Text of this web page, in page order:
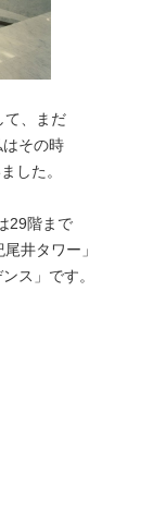
て、まだ
その時
した。
29階まで
井タワー」
ス」です。